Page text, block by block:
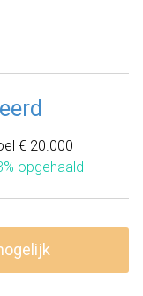
€ 20.000
opgehaald